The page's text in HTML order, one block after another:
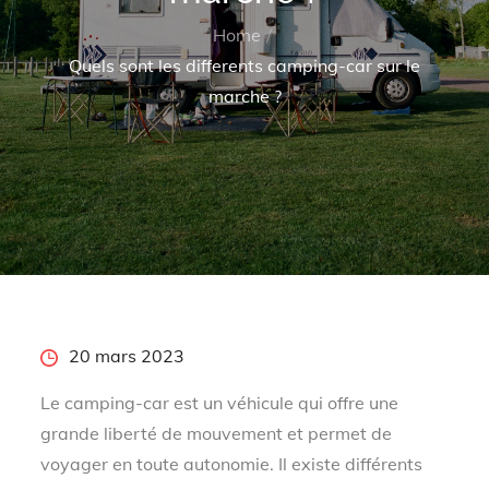
Home
Quels sont les differents camping-car sur le
marche ?
Posted20 mars 2023
Le camping-car est un véhicule qui offre une
grande liberté de mouvement et permet de
voyager en toute autonomie. Il existe différents